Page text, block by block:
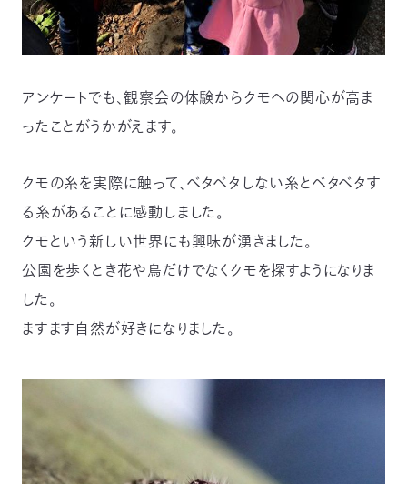
アンケートでも、観察会の体験からクモへの関心が高ま
ったことがうかがえます。
クモの糸を実際に触って、ベタベタしない糸とベタベタす
る糸があることに感動しました。
クモという新しい世界にも興味が湧きました。
公園を歩くとき花や鳥だけでなくクモを探すようになりま
した。
ますます自然が好きになりました。